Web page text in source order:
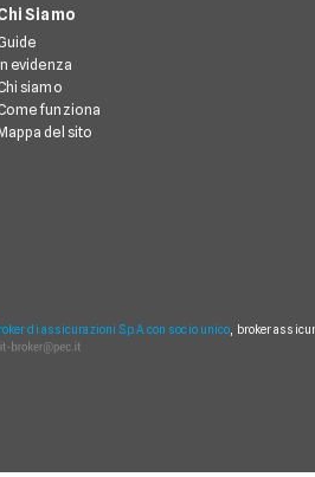
Siamo
evidenza
siamo
funziona
del sito
di assicurazioni S.p.A. con socio unico , broker